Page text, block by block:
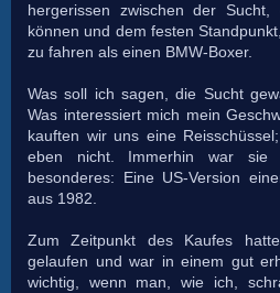
hergerissen zwischen der
können und dem festen
zu fahren als einen BMW-Boxer.
Was soll ich sagen, die Sucht
Was interessiert mich mein
kauften wir uns eine
eben nicht. Immerhin war sie
besonderes: Eine US-Version
aus 1982.
Zum Zeitpunkt des Kaufes
gelaufen und war in einem gut
wichtig, wenn man, wie ich,